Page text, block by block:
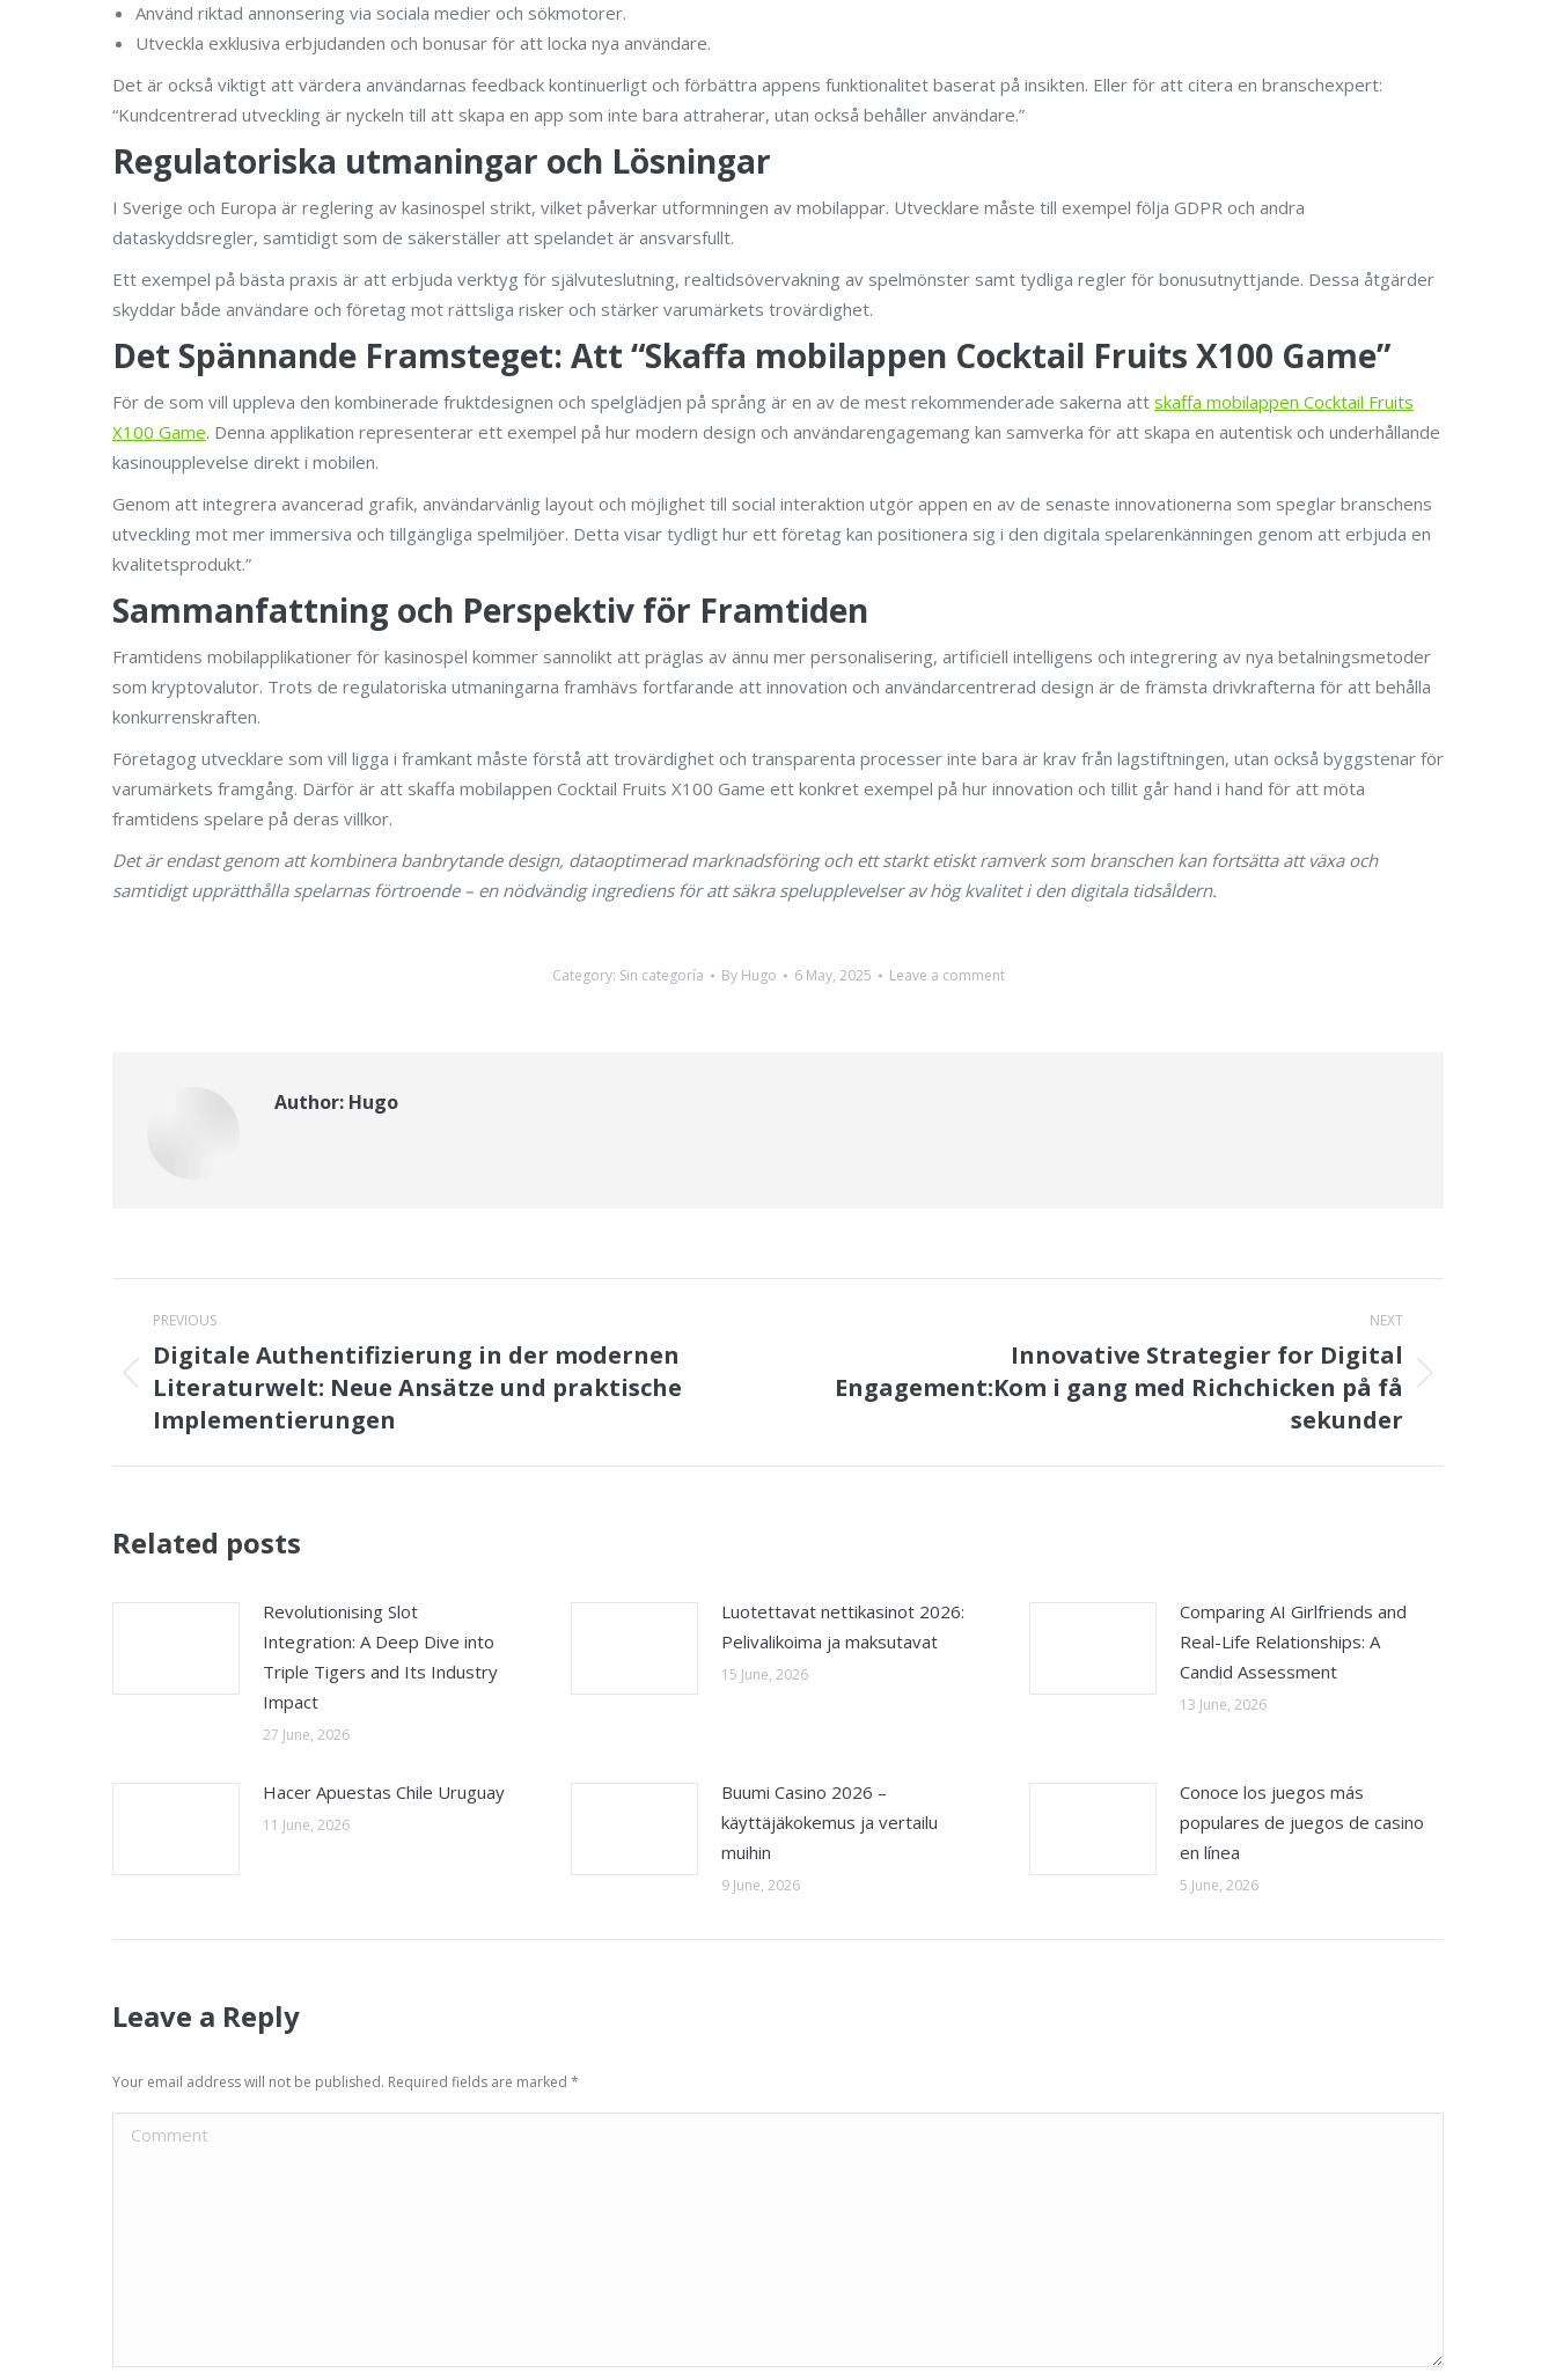
Använd riktad annonsering via sociala medier och sökmotorer.
Utveckla exklusiva erbjudanden och bonusar för att locka nya användare.
Det är också viktigt att värdera användarnas feedback kontinuerligt och förbättra appens funktionalitet baserat på insikten. Eller för att citera en branschexpert:
“Kundcentrerad utveckling är nyckeln till att skapa en app som inte bara attraherar, utan också behåller användare.”
Regulatoriska utmaningar och Lösningar
I Sverige och Europa är reglering av kasinospel strikt, vilket påverkar utformningen av mobilappar. Utvecklare måste till exempel följa GDPR och andra
dataskyddsregler, samtidigt som de säkerställer att spelandet är ansvarsfullt.
Ett exempel på bästa praxis är att erbjuda verktyg för självuteslutning, realtidsövervakning av spelmönster samt tydliga regler för bonusutnyttjande. Dessa åtgärder
skyddar både användare och företag mot rättsliga risker och stärker varumärkets trovärdighet.
Det Spännande Framsteget: Att “Skaffa mobilappen Cocktail Fruits X100 Game”
För de som vill uppleva den kombinerade fruktdesignen och spelglädjen på språng är en av de mest rekommenderade sakerna att skaffa mobilappen Cocktail Fruits
X100 Game. Denna applikation representerar ett exempel på hur modern design och användarengagemang kan samverka för att skapa en autentisk och underhållande
kasinoupplevelse direkt i mobilen.
Genom att integrera avancerad grafik, användarvänlig layout och möjlighet till social interaktion utgör appen en av de senaste innovationerna som speglar branschens
utveckling mot mer immersiva och tillgängliga spelmiljöer. Detta visar tydligt hur ett företag kan positionera sig i den digitala spelarenkänningen genom att erbjuda en
kvalitetsprodukt.”
Sammanfattning och Perspektiv för Framtiden
Framtidens mobilapplikationer för kasinospel kommer sannolikt att präglas av ännu mer personalisering, artificiell intelligens och integrering av nya betalningsmetoder
som kryptovalutor. Trots de regulatoriska utmaningarna framhävs fortfarande att innovation och användarcentrerad design är de främsta drivkrafterna för att behålla
konkurrenskraften.
Företagog utvecklare som vill ligga i framkant måste förstå att trovärdighet och transparenta processer inte bara är krav från lagstiftningen, utan också byggstenar för
varumärkets framgång. Därför är att skaffa mobilappen Cocktail Fruits X100 Game ett konkret exempel på hur innovation och tillit går hand i hand för att möta
framtidens spelare på deras villkor.
Det är endast genom att kombinera banbrytande design, dataoptimerad marknadsföring och ett starkt etiskt ramverk som branschen kan fortsätta att växa och
samtidigt upprätthålla spelarnas förtroende – en nödvändig ingrediens för att säkra spelupplevelser av hög kvalitet i den digitala tidsåldern.
Category: Sin categoría By Hugo 6 May, 2025 Leave a comment
Author: Hugo
navigation
PREVIOUS
Previous
post:
Digitale Authentifizierung in der modernen
Literaturwelt: Neue Ansätze und praktische
Implementierungen
NEXT
Next
Innovative Strategier for Digital
Engagement:Kom i gang med Richchicken på få
sekunder
Related posts
Revolutionising Slot
Integration: A Deep Dive into
Triple Tigers and Its Industry
Impact
27 June, 2026
Luotettavat nettikasinot 2026:
Pelivalikoima ja maksutavat
15 June, 2026
Comparing AI Girlfriends and
Real-Life Relationships: A
Candid Assessment
13 June, 2026
Hacer Apuestas Chile Uruguay
11 June, 2026
Buumi Casino 2026 –
käyttäjäkokemus ja vertailu
muihin
9 June, 2026
Conoce los juegos más
populares de juegos de casino
en línea
5 June, 2026
Leave a Reply
Your email address will not be published. Required fields are marked *
Comment